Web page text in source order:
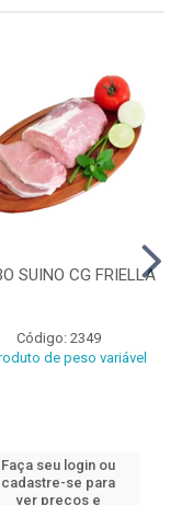
SUINO CG FRIELLA
Código: 2349
de peso variável
Faça seu login ou
cadastre-se para
ver preços e